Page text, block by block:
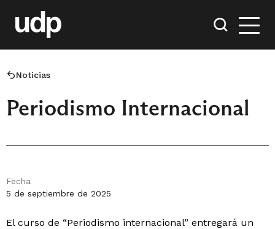
Noticias
Periodismo Internacional
Fecha
5 de septiembre de 2025
El curso de “Periodismo internacional” entregará un